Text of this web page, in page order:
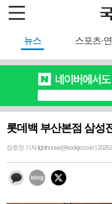
뉴스 스포츠·
롯데백 부산본점 삼성
장호정 기자 lighthouse@kookje.co.kr |